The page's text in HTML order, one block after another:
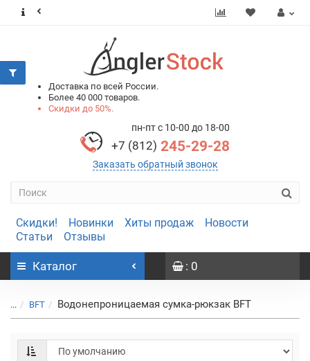
Доставка по всей России.
Более 40 000 товаров.
Скидки до 50%.
пн-пт с 10-00 до 18-00
+7 (812) 245-29-28
Заказать обратный звонок
Скидки! Новинки Хиты продаж
Новости
Статьи
Отзывы
Каталог : 0
... BFT Водонепроницаемая сумка-рюкзак BFT